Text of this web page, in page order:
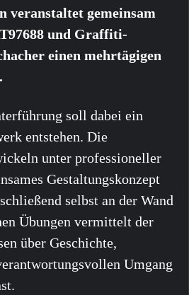
veranstaltet gemeinsam
und Graffiti-
einen mehrtägigen
soll dabei ein
entstehen. Die
unter professioneller
Gestaltungskonzept
selbst an der Wand
Übungen vermittelt der
über Geschichte,
Umgang